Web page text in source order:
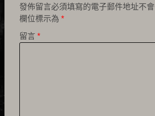
發佈留言必須填寫的電子郵件地址不會
欄位標示為 *
留言 *